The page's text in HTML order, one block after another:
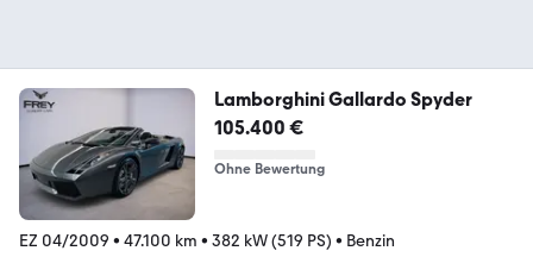
Lamborghini Gallardo Spyder
105.400 €
Ohne Bewertung
EZ 04/2009 • 47.100 km • 382 kW (519 PS) • Benzin